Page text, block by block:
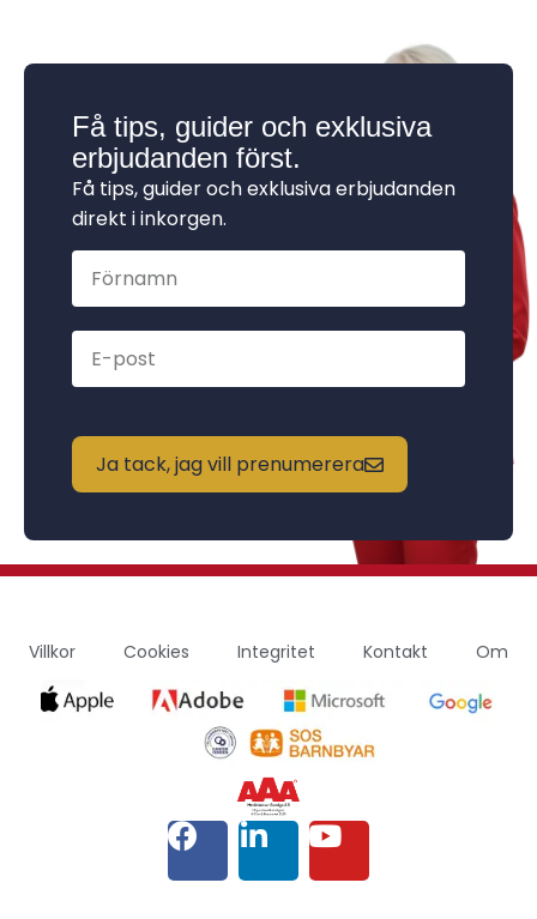
Få tips, guider och exklusiva
erbjudanden först.
Få tips, guider och exklusiva erbjudanden
direkt i inkorgen.
Ja tack, jag vill prenumerera
Villkor Cookies Integritet Kontakt Om